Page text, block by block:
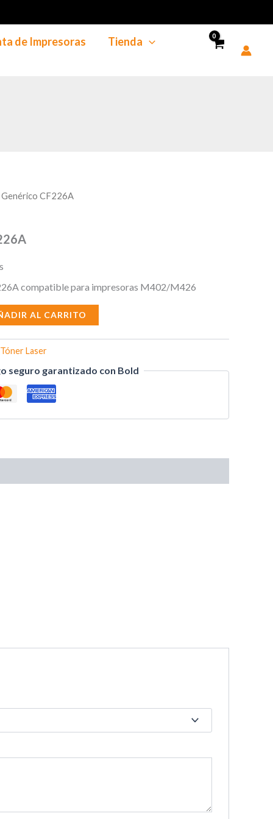
de Impresoras Tienda
CF226A
compatible para impresoras M402/M426
AL CARRITO
Tóner Laser
seguro garantizado con Bold